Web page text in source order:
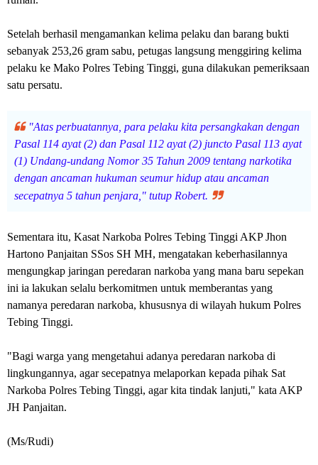
Setelah berhasil mengamankan kelima pelaku dan barang bukti
sebanyak 253,26 gram sabu, petugas langsung menggiring kelima
pelaku ke Mako Polres Tebing Tinggi, guna dilakukan pemeriksaan
satu persatu.
"Atas perbuatannya, para pelaku kita persangkakan dengan
Pasal 114 ayat (2) dan Pasal 112 ayat (2) juncto Pasal 113 ayat
(1) Undang-undang Nomor 35 Tahun 2009 tentang narkotika
dengan ancaman hukuman seumur hidup atau ancaman
secepatnya 5 tahun penjara," tutup Robert.
Sementara itu, Kasat Narkoba Polres Tebing Tinggi AKP Jhon
Hartono Panjaitan SSos SH MH, mengatakan keberhasilannya
mengungkap jaringan peredaran narkoba yang mana baru sepekan
ini ia lakukan selalu berkomitmen untuk memberantas yang
namanya peredaran narkoba, khususnya di wilayah hukum Polres
Tebing Tinggi.
"Bagi warga yang mengetahui adanya peredaran narkoba di
lingkungannya, agar secepatnya melaporkan kepada pihak Sat
Narkoba Polres Tebing Tinggi, agar kita tindak lanjuti," kata AKP
JH Panjaitan.
(Ms/Rudi)